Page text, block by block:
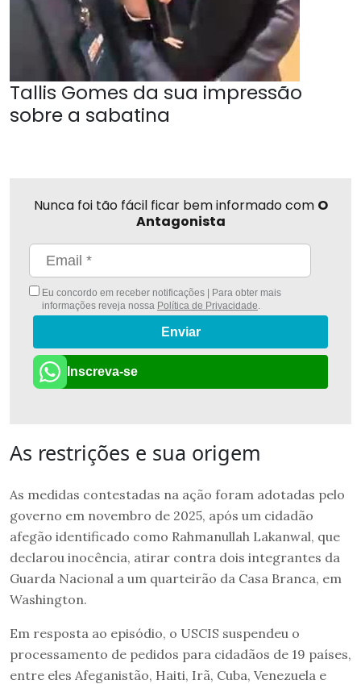
Tallis Gomes da sua impressão
sobre a sabatina
Nunca foi tão fácil ficar bem informado com O
Antagonista
Eu concordo em receber notificações | Para obter mais
informações reveja nossa Política de Privacidade.
Enviar
Inscreva-se
As restrições e sua origem
As medidas contestadas na ação foram adotadas pelo
governo em novembro de 2025, após um cidadão
afegão identificado como Rahmanullah Lakanwal, que
declarou inocência, atirar contra dois integrantes da
Guarda Nacional a um quarteirão da Casa Branca, em
Washington.
Em resposta ao episódio, o USCIS suspendeu o
processamento de pedidos para cidadãos de 19 países,
entre eles Afeganistão, Haiti, Irã, Cuba, Venezuela e